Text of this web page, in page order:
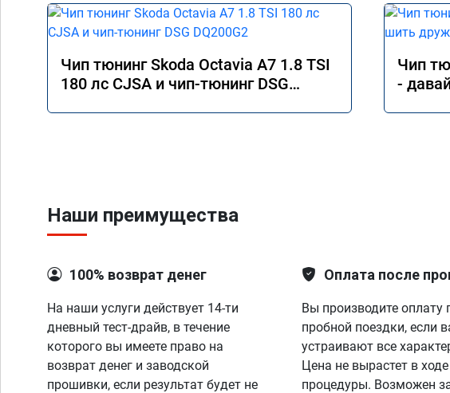
Чип тюнинг Skoda Octavia A7 1.8 TSI
180 лс CJSA и чип-тюнинг DSG
Чип
-
Наши преимущества
100% возврат денег
На наши услуги действует 14-ти
дневный тест-драйв, в течение
которого вы имеете право на
возврат денег и заводской
прошивки, если результат будет не
Оплата после
Вы производите оплату
пробной поездки, если
устраивают все
Цена не вырастет в ходе
процедуры. Возможен